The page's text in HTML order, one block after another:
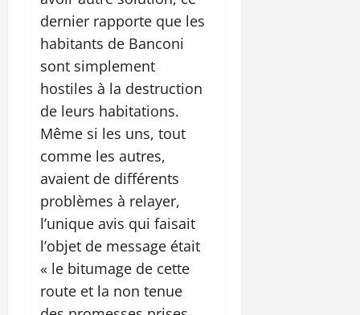
dernier rapporte que les
habitants de Banconi
sont simplement
hostiles à la destruction
de leurs habitations.
Même si les uns, tout
comme les autres,
avaient de différents
problèmes à relayer,
l’unique avis qui faisait
l’objet de message était
« le bitumage de cette
route et la non tenue